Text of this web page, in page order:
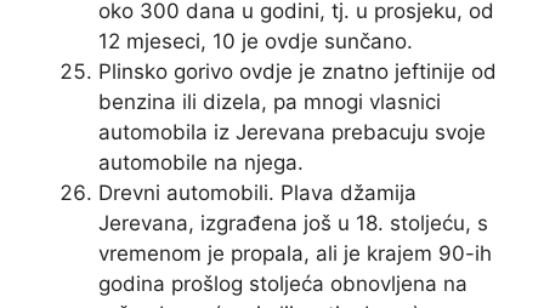
oko 300 dana u godini, tj. u prosjeku, od
12 mjeseci, 10 je ovdje sunčano.
Plinsko gorivo ovdje je znatno jeftinije od
benzina ili dizela, pa mnogi vlasnici
automobila iz Jerevana prebacuju svoje
automobile na njega.
Drevni automobili. Plava džamija
Jerevana, izgrađena još u 18. stoljeću, s
vremenom je propala, ali je krajem 90-ih
godina prošlog stoljeća obnovljena na